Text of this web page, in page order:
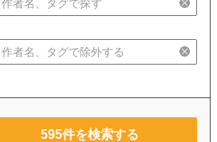
595件を検索する